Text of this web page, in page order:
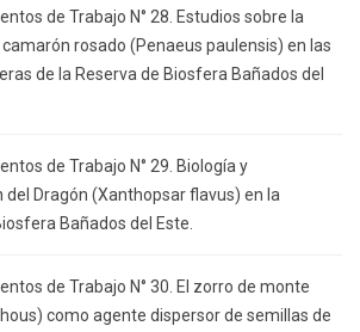
de Trabajo N° 28. Estudios sobre la
rosado (Penaeus paulensis) en las
de la Reserva de Biosfera Bañados del
de Trabajo N° 29. Biología y
del Dragón (Xanthopsar flavus) en la
Bañados del Este.
de Trabajo N° 30. El zorro de monte
como agente dispersor de semillas de